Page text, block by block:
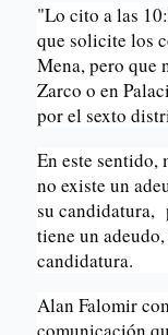
"Lo cito a las
que solicite los
Mena, pero que
Zarco o en
por el sexto
En este sentido,
no existe un
su candidatura,
tiene un
candidatura.
Alan Falomir
comunicación